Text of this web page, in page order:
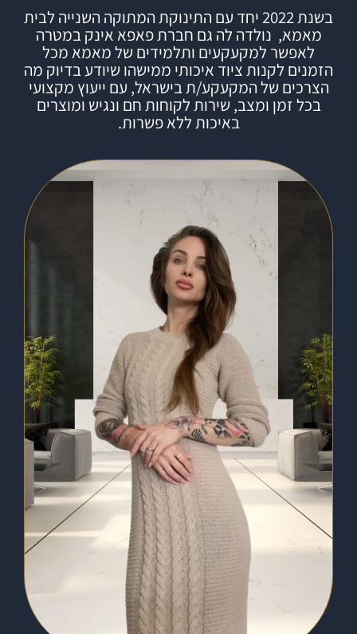
בשנת 2022 יחד עם התינוקת המתוקה השנייה לבית
מאמא, נולדה לה גם חברתפאפא אינקבמטרה
לאפשר למקעקעים ותלמידים של מאמא מכל
הזמנים לקנות ציוד איכותי ממישהו שיודע בדיוק מה
הצרכים של המקעקע/ת בישראל, עם ייעוץ מקצועי
בכל זמן ומצב, שירות לקוחות חם ונגיש ומוצרים
באיכות ללא פשרות.